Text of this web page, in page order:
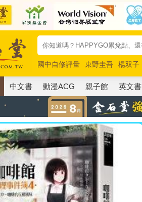
國中自修評量 東野圭吾 楊双子
唯紅花綻放
奧德賽 路邊攤新作
中文書 動漫ACG 親子館 英文書